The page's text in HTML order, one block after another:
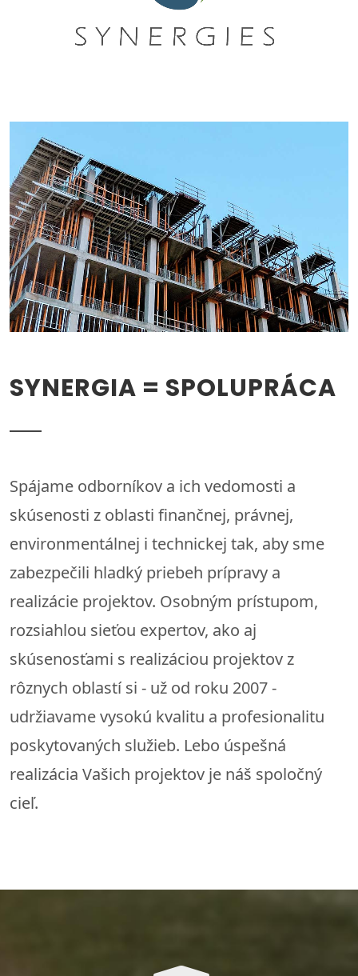
SYNERGIA = SPOLUPRÁCA
Spájame odborníkov a ich vedomosti a
skúsenosti z oblasti finančnej, právnej,
environmentálnej i technickej tak, aby sme
zabezpečili hladký priebeh prípravy a
realizácie projektov. Osobným prístupom,
rozsiahlou sieťou expertov, ako aj
skúsenosťami s realizáciou projektov z
rôznych oblastí si - už od roku 2007 -
udržiavame vysokú kvalitu a profesionalitu
poskytovaných služieb. Lebo úspešná
realizácia Vašich projektov je náš spoločný
cieľ.